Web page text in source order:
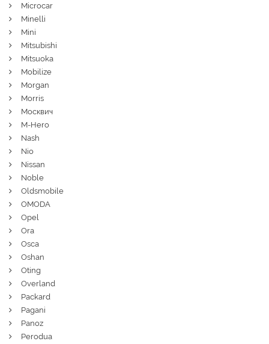
Microcar
Minelli
Mini
Mitsubishi
Mitsuoka
Mobilize
Morgan
Morris
Москвич
M-Hero
Nash
Nio
Nissan
Noble
Oldsmobile
OMODA
Opel
Ora
Osca
Oshan
Oting
Overland
Packard
Pagani
Panoz
Perodua